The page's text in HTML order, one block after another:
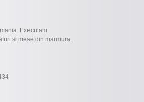
Executam
si mese din marmura,